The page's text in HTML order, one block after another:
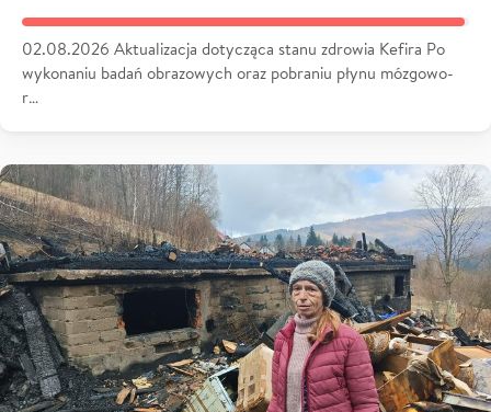
02.08.2026 Aktualizacja dotycząca stanu zdrowia Kefira Po
wykonaniu badań obrazowych oraz pobraniu płynu mózgowo-
r…